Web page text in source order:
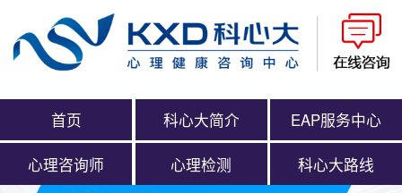
首页 科心大简介 EAP服务中心
心理咨询师 心理检测 科心大路线